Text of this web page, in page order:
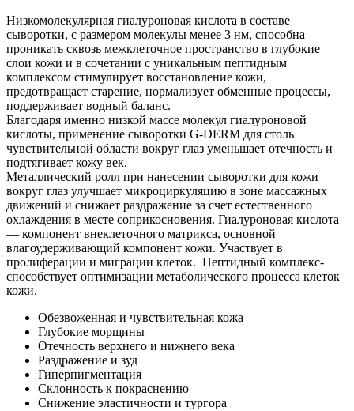
Низкомолекулярная гиалуроновая кислота в составе
сыворотки, с размером молекулы менее 3 нм, способна
проникать сквозь межклеточное пространство в глубокие
слои кожи и в сочетании с уникальным пептидным
комплексом стимулирует восстановление кожи,
предотвращает старение, нормализует обменные процессы,
поддерживает водный баланс.
Благодаря именно низкой массе молекул гиалуроновой
кислоты, применение сыворотки G-DERM для столь
чувствительной области вокруг глаз уменьшает отечность и
подтягивает кожу век.
Металлический ролл при нанесении сыворотки для кожи
вокруг глаз улучшает микроциркуляцию в зоне массажных
движений и снижает раздражение за счет естественного
охлаждения в месте соприкосновения. Гиалуроновая кислота
— компонент внеклеточного матрикса, основной
влагоудерживающий компонент кожи. Участвует в
пролиферации и миграции клеток. Пептидный комплекс-
способствует оптимизации метаболического процесса клеток
кожи.
Обезвоженная и чувствительная кожа
Глубокие морщины
Отечность верхнего и нижнего века
Раздражение и зуд
Гиперпигментация
Склонность к покраснению
Снижение эластичности и тургора